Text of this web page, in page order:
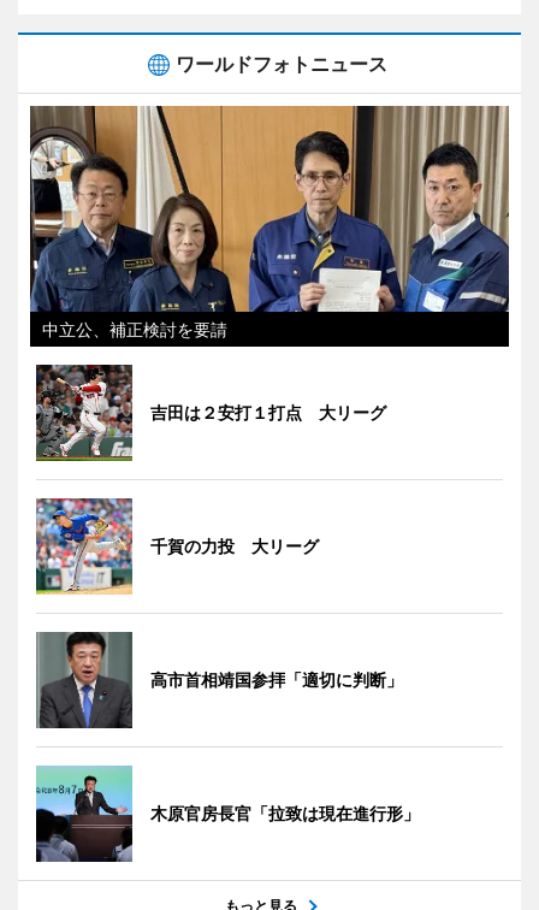
ワールドフォトニュース
中立公、補正検討を要請
吉田は２安打１打点 大リーグ
千賀の力投 大リーグ
高市首相靖国参拝「適切に判断」
木原官房長官「拉致は現在進行形」
もっと見る